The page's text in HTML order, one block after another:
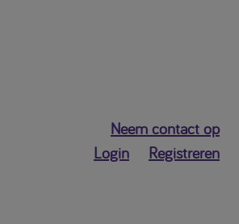
Neem contact op
Login
Registreren